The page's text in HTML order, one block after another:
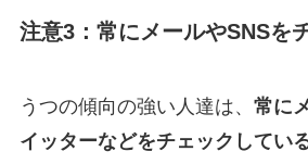
注意3：常にメールやSNSを
うつの傾向の強い人達は、 常に
イッターなどをチェックしてい